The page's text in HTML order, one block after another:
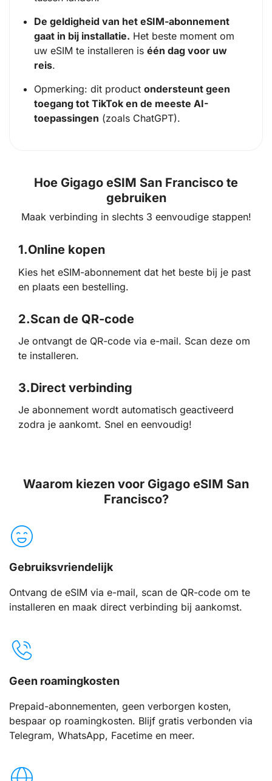
De geldigheid van het eSIM-abonnement
gaat in bij installatie. Het beste moment om
uw eSIM te installeren is één dag voor uw
reis.
Opmerking: dit product ondersteunt geen
toegang tot TikTok en de meeste AI-
toepassingen (zoals ChatGPT).
Hoe Gigago eSIM San Francisco te
gebruiken
Maak verbinding in slechts 3 eenvoudige stappen!
1.Online kopen
Kies het eSIM-abonnement dat het beste bij je past
en plaats een bestelling.
2.Scan de QR-code
Je ontvangt de QR-code via e-mail. Scan deze om
te installeren.
3.Direct verbinding
Je abonnement wordt automatisch geactiveerd
zodra je aankomt. Snel en eenvoudig!
Waarom kiezen voor Gigago eSIM San
Francisco?
Gebruiksvriendelijk
Ontvang de eSIM via e-mail, scan de QR-code om te
installeren en maak direct verbinding bij aankomst.
Geen roamingkosten
Prepaid-abonnementen, geen verborgen kosten,
bespaar op roamingkosten. Blijf gratis verbonden via
Telegram, WhatsApp, Facetime en meer.